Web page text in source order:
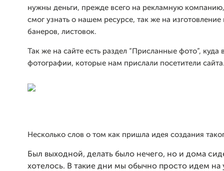
нужны деньги, прежде всего на рекламную
смог узнать о нашем ресурсе, так же на изготовление
банеров, листовок.
Так же на сайте есть раздел “Присланные фото”, куда
фотографии, которые нам прислали посетители
Несколько слов о том как пришла идея создания
Был выходной, делать было нечего, но и дома
хотелось. В такие дни мы обычно просто идем на